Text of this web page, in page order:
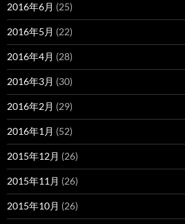
2016年6月 (25)
2016年5月 (22)
2016年4月 (28)
2016年3月 (30)
2016年2月 (29)
2016年1月 (52)
2015年12月 (26)
2015年11月 (26)
2015年10月 (26)